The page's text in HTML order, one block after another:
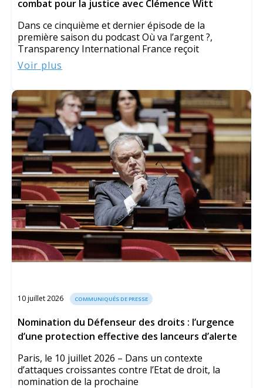
combat pour la justice avec Clémence Witt
Dans ce cinquième et dernier épisode de la
première saison du podcast Où va l’argent ?,
Transparency International France reçoit
Voir plus
10 juillet 2026 COMMUNIQUÉS DE PRESSE
Nomination du Défenseur des droits : l’urgence
d’une protection effective des lanceurs d’alerte
Paris, le 10 juillet 2026 – Dans un contexte
d’attaques croissantes contre l’Etat de droit, la
nomination de la prochaine